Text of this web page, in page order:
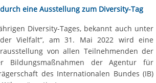
eine Ausstellung zum Diversity-Tag
Diversity-Tages, bekannt auch unter
Vielfalt“, am 31. Mai 2022 wird eine
von allen Teilnehmenden der
Bildungsmaßnahmen der Agentur für
des Internationalen Bundes (IB)